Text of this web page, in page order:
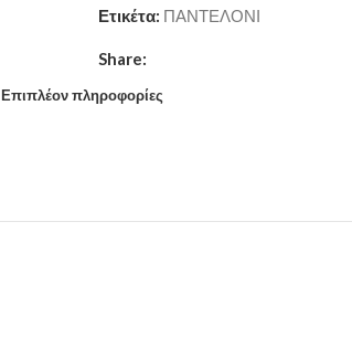
Ετικέτα: ΠΑΝΤΕΛΟΝΙ
Share:
Επιπλέον πληροφορίες